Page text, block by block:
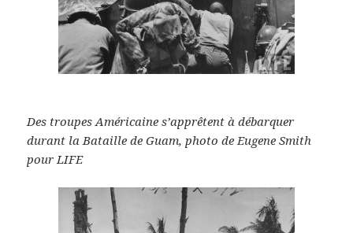
Des troupes Américaine s’apprêtent à débarquer
durant la Bataille de Guam, photo de Eugene Smith
pour LIFE